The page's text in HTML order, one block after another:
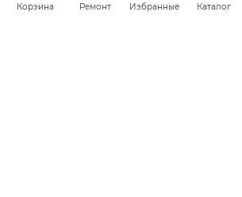
Корзина Ремонт Избранные Каталог